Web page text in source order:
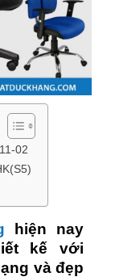
02
hiện nay
kế với
và đẹp